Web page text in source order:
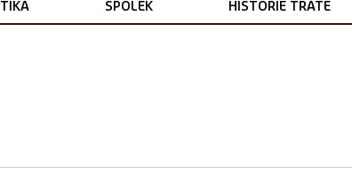
SPOLEK HISTORIE TRATĚ